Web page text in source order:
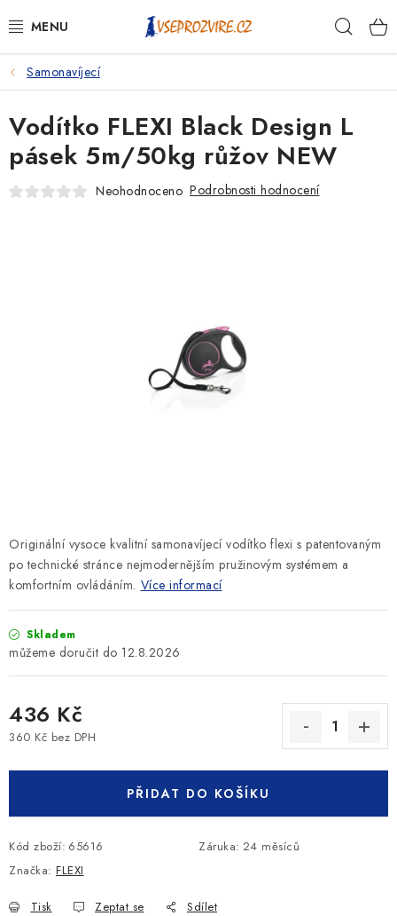
na
PSI
KOČKY
KONĚ
KRÁLÍCI/HLODAVCI/PTÁCI
Samonavíjecí
Originální vysoce kvalitní samonavíjecí vodítko flexi s patentovaným
po technické stránce nejmodernějším pružinovým systémem a
komfortním ovládáním. Více informací
Skladem
12.8.2026
436 Kč
360 Kč bez DPH
PŘIDAT DO KOŠÍKU
Kód zboží: 65616 Záruka: 24 měsíců
Značka: FLEXI
Tisk Zeptat se Sdílet
Vodítko FLEXI Black Design L
pásek 5m/50kg růžov NEW
Neohodnoceno Podrobnosti hodnocení